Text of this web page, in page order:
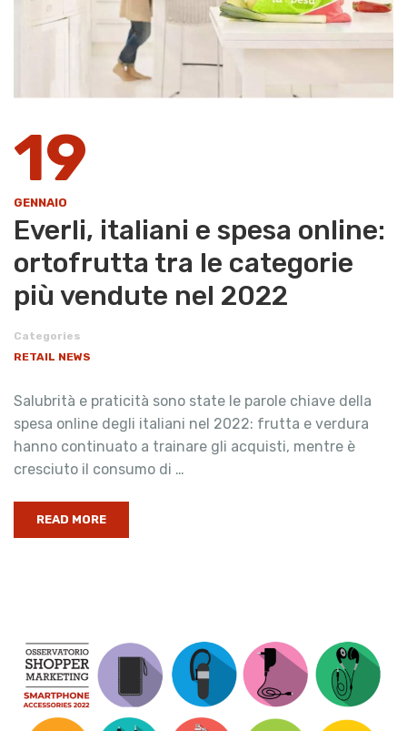
19
GENNAIO
Everli, italiani e spesa online:
ortofrutta tra le categorie
più vendute nel 2022
Categories
RETAIL NEWS
Salubrità e praticità sono state le parole chiave della
spesa online degli italiani nel 2022: frutta e verdura
hanno continuato a trainare gli acquisti, mentre è
cresciuto il consumo di …
READ MORE